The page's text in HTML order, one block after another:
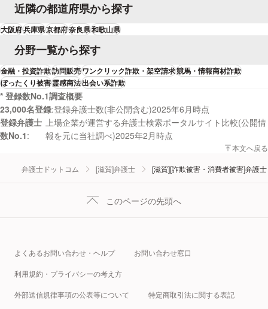
近隣の都道府県から探す
大阪府兵庫県京都府奈良県和歌山県
分野一覧から探す
金融・投資詐欺訪問販売ワンクリック詐欺・架空請求競馬・情報商材詐欺
ぼったくり被害霊感商法出会い系詐欺
* 登録数No.1調査概要
23,000名登録 登録弁護士数(非公開含む)2025年6月時点
登録弁護士
数No.1
上場企業が運営する弁護士検索ポータルサイト比較(公開情
報を元に当社調べ)2025年2月時点
本文へ戻る
弁護士ドットコム [滋賀]弁護士 [滋賀][詐欺被害・消費者被害]弁護士
このページの先頭へ
よくあるお問い合わせ・ヘルプ お問い合わせ窓口
利用規約・プライバシーの考え方
外部送信規律事項の公表等について 特定商取引法に関する表記